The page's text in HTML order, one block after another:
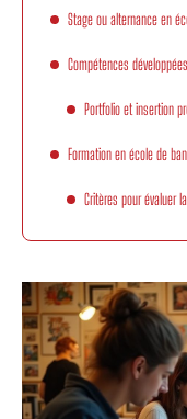
Stage ou alternance en
Compétences
Portfolio et insertion
Formation en école de
Critères pour évaluer